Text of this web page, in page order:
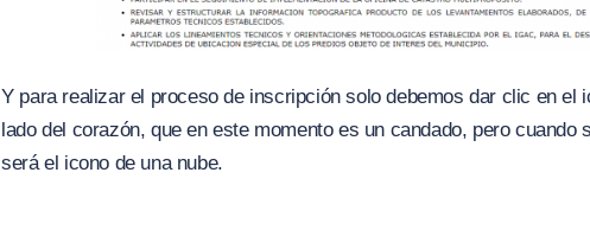
Y para realizar el proceso de inscripción solo debemos dar clic en el
lado del corazón, que en este momento es un candado, pero cuando
será el icono de una nube.